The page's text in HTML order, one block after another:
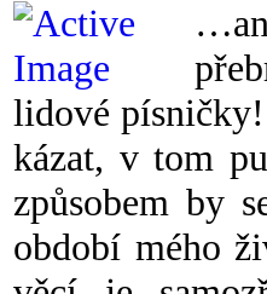
lidové písničky!
kázat, v tom
způsobem by
období mého